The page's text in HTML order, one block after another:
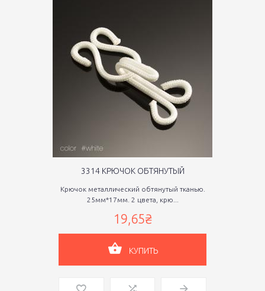
3314 КРЮЧОК ОБТЯНУТЫЙ
Крючок металлический обтянутый тканью.
25мм*17мм. 2 цвета, крю...
19,65₴
КУПИТЬ